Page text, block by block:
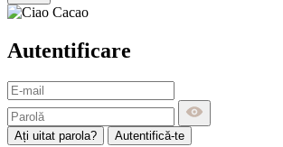
Autentificare
Ați uitat parola? Autentifică-te